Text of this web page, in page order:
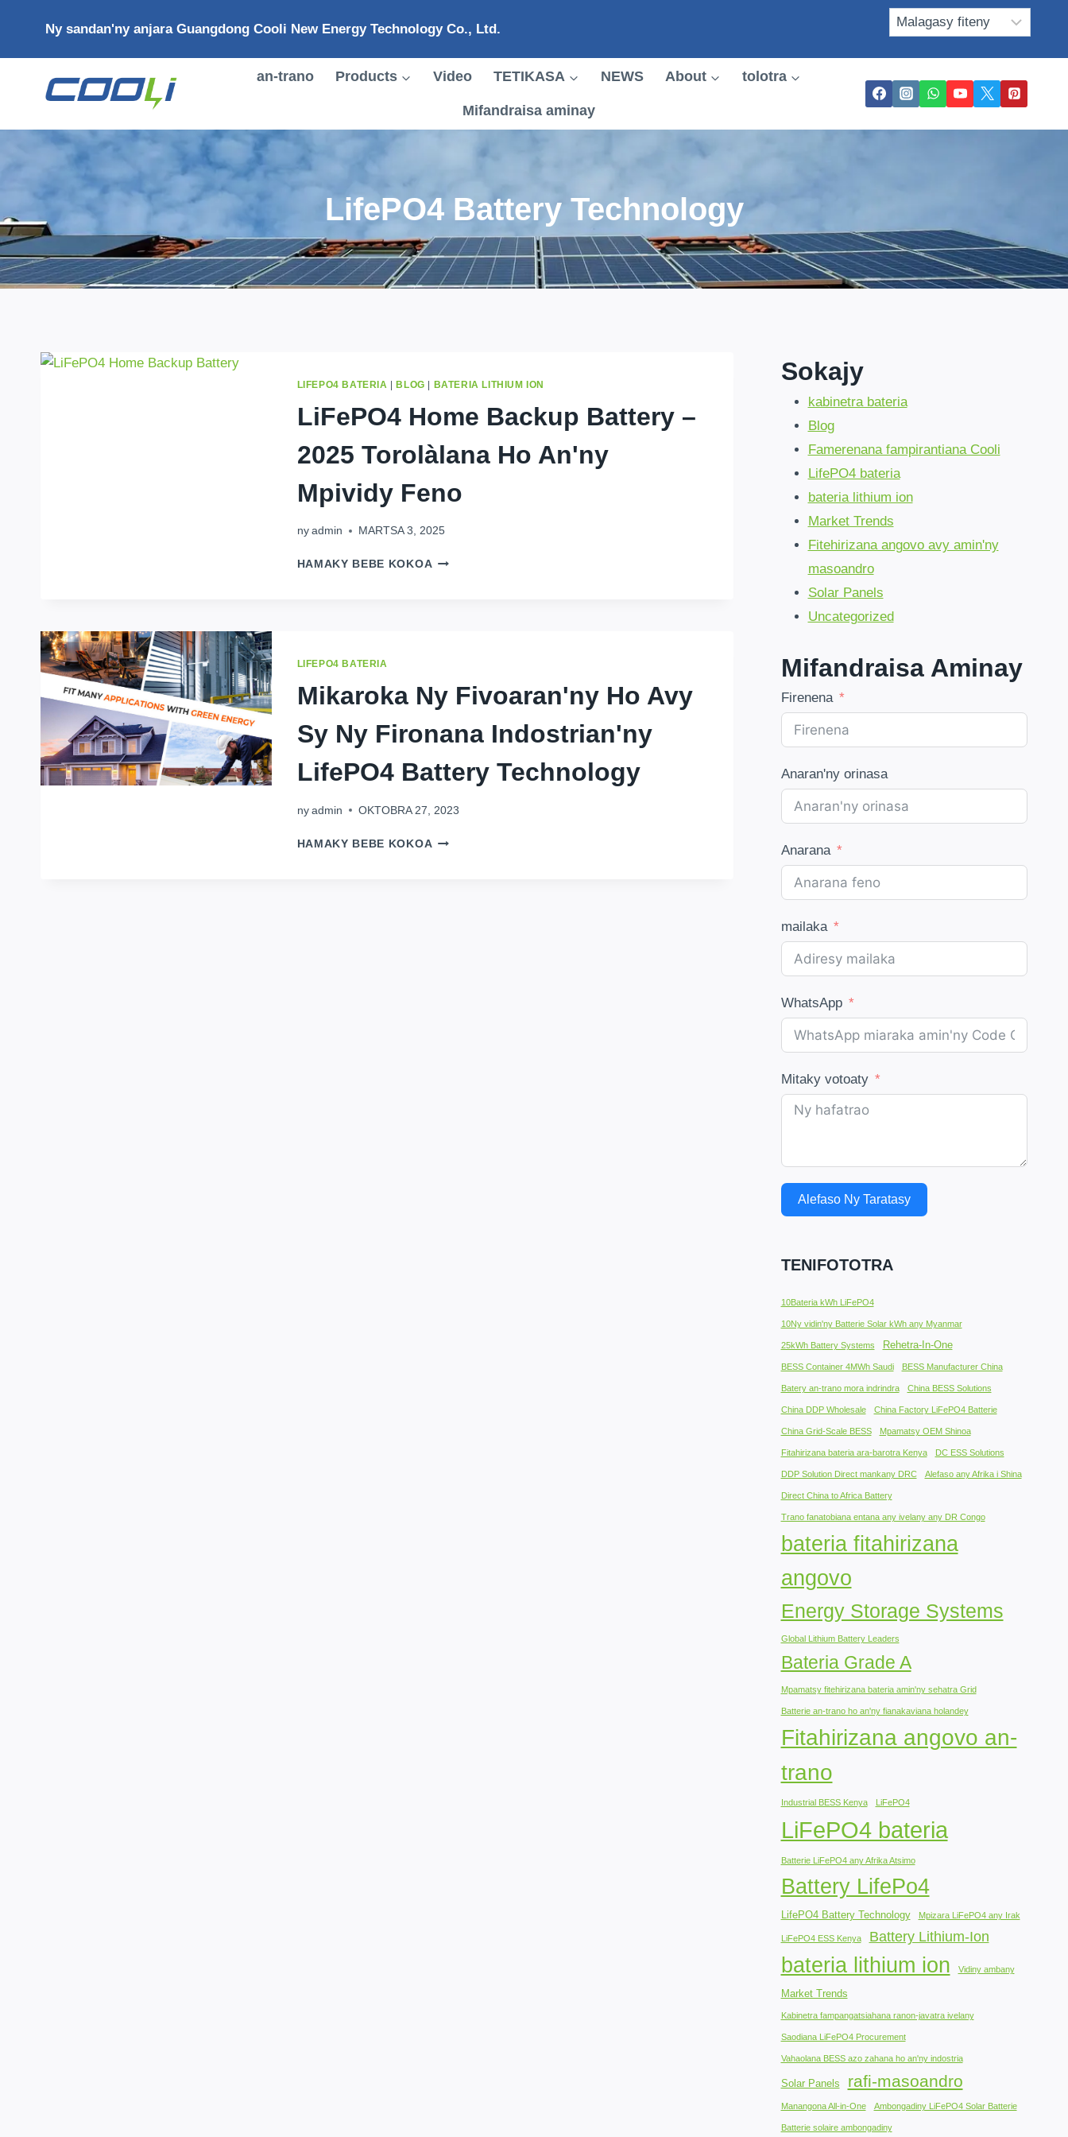
Ny sandan'ny anjara Guangdong Cooli New Energy Technology Co., Ltd.
an-trano Products Video TETIKASA NEWS About tolotra
Mifandraisa aminay
LifePO4 Battery Technology
LIFEPO4 BATERIA |BLOG | BATERIA LITHIUM ION
LiFePO4 Home Backup Battery –
2025 Torolàlana Ho An'ny
Mpividy Feno
ny admin MARTSA 3, 2025
HAMAKY BEBE KOKOA LIFEPO4
AN'NY
MPIVIDY
FENO
LIFEPO4 BATERIA
Mikaroka Ny Fivoaran'ny Ho Avy
Sy Ny Fironana Indostrian'ny
LifePO4 Battery Technology
ny admin OKTOBRA 27, 2023
HAMAKY BEBE KOKOA MIKAROKA
Sokajy
kabinetra bateria
Blog
Famerenana fampirantiana Cooli
LifePO4 bateria
bateria lithium ion
Market Trends
Fitehirizana angovo avy amin'ny
masoandro
Solar Panels
Uncategorized
Mifandraisa Aminay
Firenena
Anaran'ny orinasa
Anarana
mailaka
WhatsApp
Mitaky votoaty
Alefaso Ny Taratasy
TENIFOTOTRA
10Bateria kWh LiFePO4
10Ny vidin'ny Batterie Solar kWh any Myanmar
25kWh Battery Systems Rehetra-In-One
BESS Container 4MWh Saudi BESS Manufacturer China
Batery an-trano mora indrindra China BESS Solutions
China DDP Wholesale China Factory LiFePO4 Batterie
China Grid-Scale BESS Mpamatsy OEM Shinoa
Fitahirizana bateria ara-barotra Kenya DC ESS Solutions
DDP Solution Direct mankany DRC Alefaso any Afrika i Shina
Direct China to Africa Battery
Trano fanatobiana entana any ivelany any DR Congo
bateria fitahirizana
angovo
Energy Storage Systems
Global Lithium Battery Leaders
Bateria Grade A
Mpamatsy fitehirizana bateria amin'ny sehatra Grid
Batterie an-trano ho an'ny fianakaviana holandey
Fitahirizana angovo an-
trano
Industrial BESS Kenya LiFePO4
LiFePO4 bateria
Batterie LiFePO4 any Afrika Atsimo
Battery LifePo4
LifePO4 Battery Technology Mpizara LiFePO4 any Irak
LiFePO4 ESS Kenya Battery Lithium-Ion
bateria lithium ion Vidiny ambany
Market Trends
Kabinetra fampangatsiahana ranon-javatra ivelany
Saodiana LiFePO4 Procurement
Vahaolana BESS azo zahana ho an'ny indostria
Solar Panels rafi-masoandro
Manangona All-in-One Ambongadiny LiFePO4 Solar Batterie
Batterie solaire ambongadiny